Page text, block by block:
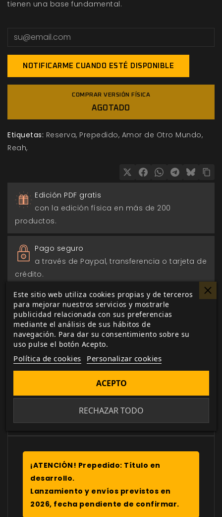
tienen una base fundamental.
NOTIFICARME CUANDO ESTÉ DISPONIBLE
COMPRAR VERSIÓN FÍSICA
AGOTADO
Etiquetas: Reserva Prepedido Amor de Otro Mundo
Reah
Edición PDF gratis
con la edición física en más de 200
productos.
Pago seguro
a través de Paypal, transferencia o tarjeta de
crédito.
Entrega 24/48h
para envios nacionales.
Biblioteca digital
actualizada con todos los juego canjeados
DESCRIPCIÓN ▼
¡ATENCIÓN! Prepedido: Título en
desarrollo.
Lanzamiento y envíos previstos en
2026, fecha pendiente de confirmar.
Este sitio web utiliza cookies propias y de terceros
para mejorar nuestros servicios y mostrarle
publicidad relacionada con sus preferencias
mediante el análisis de sus hábitos de
navegación. Para dar su consentimiento sobre su
uso pulse el botón Acepto.
Política de cookies Personalizar cookies
RECHAZAR TODO
ACEPTO